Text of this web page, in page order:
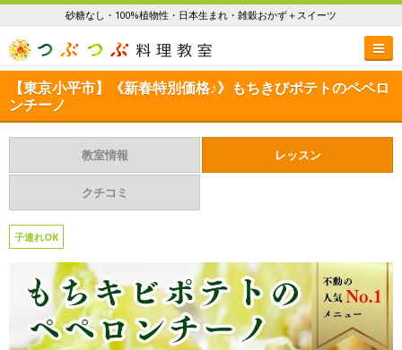
砂糖なし・100%植物性・日本生まれ・雑穀おかず＋スイーツ
【東京小平市】《新春特別価格♪》もちきびポテトのペペロ
ンチーノ
教室情報 レッスン
クチコミ
子連れOK